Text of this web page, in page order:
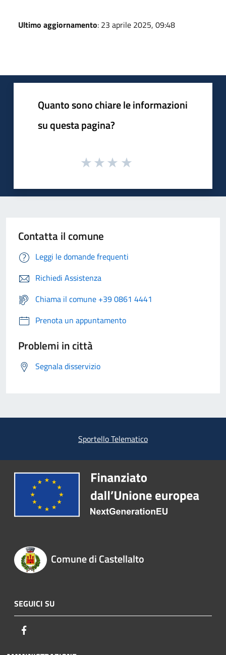
Ultimo aggiornamento: 23 aprile 2025, 09:48
Quanto sono chiare le informazioni
su questa pagina?
Contatta il comune
Leggi le domande frequenti
Richiedi Assistenza
Chiama il comune +39 0861 4441
Prenota un appuntamento
Problemi in città
Segnala disservizio
Sportello Telematico
Comune di Castellalto
SEGUICI SU